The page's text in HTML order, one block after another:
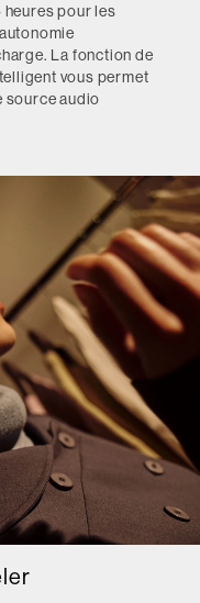
heures pour les
La fonction de
vous permet
source audio